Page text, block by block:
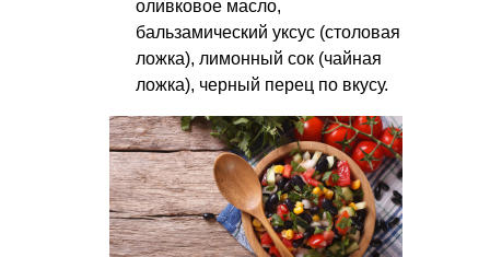
оливковое масло,
бальзамический уксус (столовая
ложка), лимонный сок (чайная
ложка), черный перец по вкусу.